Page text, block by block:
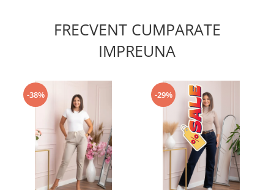
FRECVENT CUMPARATE
IMPREUNA
-38% -29%